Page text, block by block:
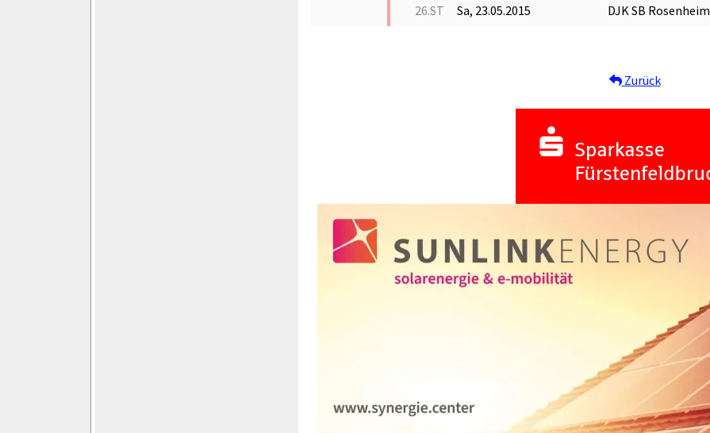
26.ST
Sa, 23.05.2015 DJK SB Rosenheim
Zurück